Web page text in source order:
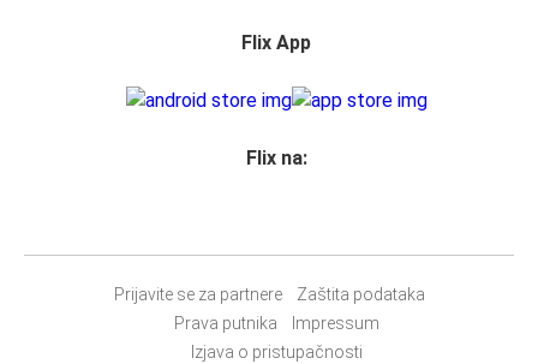
Flix App
Flix na:
Prijavite se za partnere
Zaštita podataka
Prava putnika
Impressum
Izjava o pristupačnosti